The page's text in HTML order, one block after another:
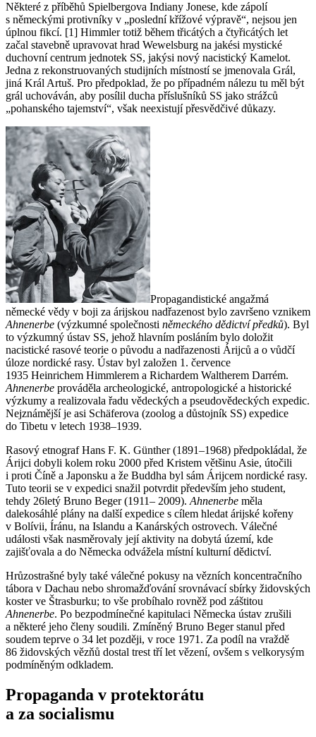
Některé z příběhů Spielbergova Indiany Jonese, kde zápolí
s německými protivníky v „poslední křížové výpravě“, nejsou jen
úplnou fikcí. [1] Himmler totiž během třicátých a čtyřicátých let
začal stavebně upravovat hrad Wewelsburg na jakési mystické
duchovní centrum jednotek SS, jakýsi nový nacistický Kamelot.
Jedna z rekonstruovaných studijních místností se jmenovala Grál,
jiná Král Artuš. Pro předpoklad, že po případném nálezu tu měl být
grál uchováván, aby posílil ducha příslušníků SS jako strážců
„pohanského tajemství“, však neexistují přesvědčivé důkazy.
Propagandistické angažmá
německé vědy v boji za árijskou nadřazenost bylo završeno vznikem
Ahnenerbe (výzkumné společnosti německého dědictví předků). Byl
to výzkumný ústav SS, jehož hlavním posláním bylo doložit
nacistické rasové teorie o původu a nadřazenosti Árijců a o vůdčí
úloze nordické rasy. Ústav byl založen 1. července
1935 Heinrichem Himmlerem a Richardem Waltherem Darrém.
Ahnenerbe prováděla archeologické, antropologické a historické
výzkumy a realizovala řadu vědeckých a pseudovědeckých expedic.
Nejznámější je asi Schäferova (zoolog a důstojník SS) expedice
do Tibetu v letech 1938–1939.
Rasový etnograf Hans F. K. Günther (1891–1968) předpokládal, že
Árijci dobyli kolem roku 2000 před Kristem většinu Asie, útočili
i proti Číně a Japonsku a že Buddha byl sám Árijcem nordické rasy.
Tuto teorii se v expedici snažil potvrdit především jeho student,
tehdy 26letý Bruno Beger (1911– 2009). Ahnenerbe měla
dalekosáhlé plány na další expedice s cílem hledat árijské kořeny
v Bolívii, Íránu, na Islandu a Kanárských ostrovech. Válečné
události však nasměrovaly její aktivity na dobytá území, kde
zajišťovala a do Německa odvážela místní kulturní dědictví.
Hrůzostrašné byly také válečné pokusy na vězních koncentračního
tábora v Dachau nebo shromažďování srovnávací sbírky židovských
koster ve Štrasburku; to vše probíhalo rovněž pod záštitou
Ahnenerbe. Po bezpodmínečné kapitulaci Německa ústav zrušili
a některé jeho členy soudili. Zmíněný Bruno Beger stanul před
soudem teprve o 34 let později, v roce 1971. Za podíl na vraždě
86 židovských vězňů dostal trest tří let vězení, ovšem s velkorysým
podmíněným odkladem.
Propaganda v protektorátu
a za socialismu